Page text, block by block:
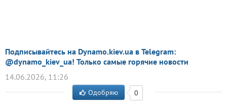
Подписывайтесь на Dynamo.kiev.ua в Telegram:
@dynamo_kiev_ua! Только самые горячие новости
14.06.2026, 11:26
Одобряю 0